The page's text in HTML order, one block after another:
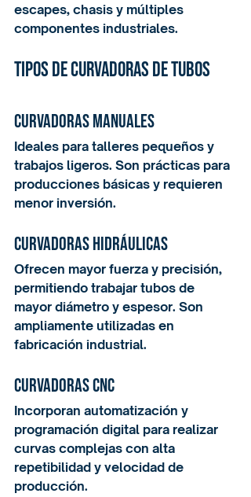
escapes, chasis y múltiples
componentes industriales.
Tipos de curvadoras de tubos
Curvadoras manuales
Ideales para talleres pequeños y
trabajos ligeros. Son prácticas para
producciones básicas y requieren
menor inversión.
Curvadoras hidráulicas
Ofrecen mayor fuerza y precisión,
permitiendo trabajar tubos de
mayor diámetro y espesor. Son
ampliamente utilizadas en
fabricación industrial.
Curvadoras CNC
Incorporan automatización y
programación digital para realizar
curvas complejas con alta
repetibilidad y velocidad de
producción.